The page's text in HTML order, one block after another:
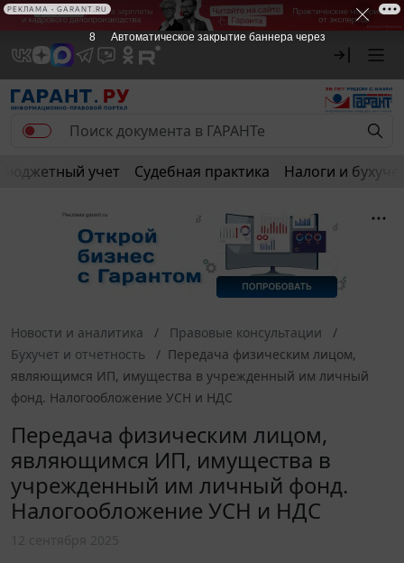
Бюджетный учет Судебная практика Налоги и
Новости и аналитика
Правовые консультации
Бухучет и отчетность
Передача физическим лицом,
являющимся ИП, имущества в учрежденный им личный
фонд. Налогообложение УСН и НДС
Передача физическим лицом,
являющимся ИП, имущества в
учрежденный им личный фонд.
Налогообложение УСН и НДС
7 Автоматическое закрытие баннера через
РЕКЛАМА • GARANT.RU